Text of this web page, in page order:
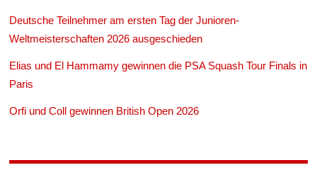
Deutsche Teilnehmer am ersten Tag der Junioren-
Weltmeisterschaften 2026 ausgeschieden
Elias und El Hammamy gewinnen die PSA Squash Tour Finals in
Paris
Orfi und Coll gewinnen British Open 2026